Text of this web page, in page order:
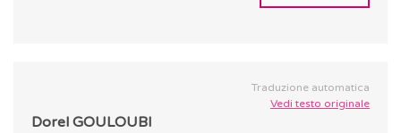
Traduzione automatica
Vedi testo originale
Dorel GOULOUBI